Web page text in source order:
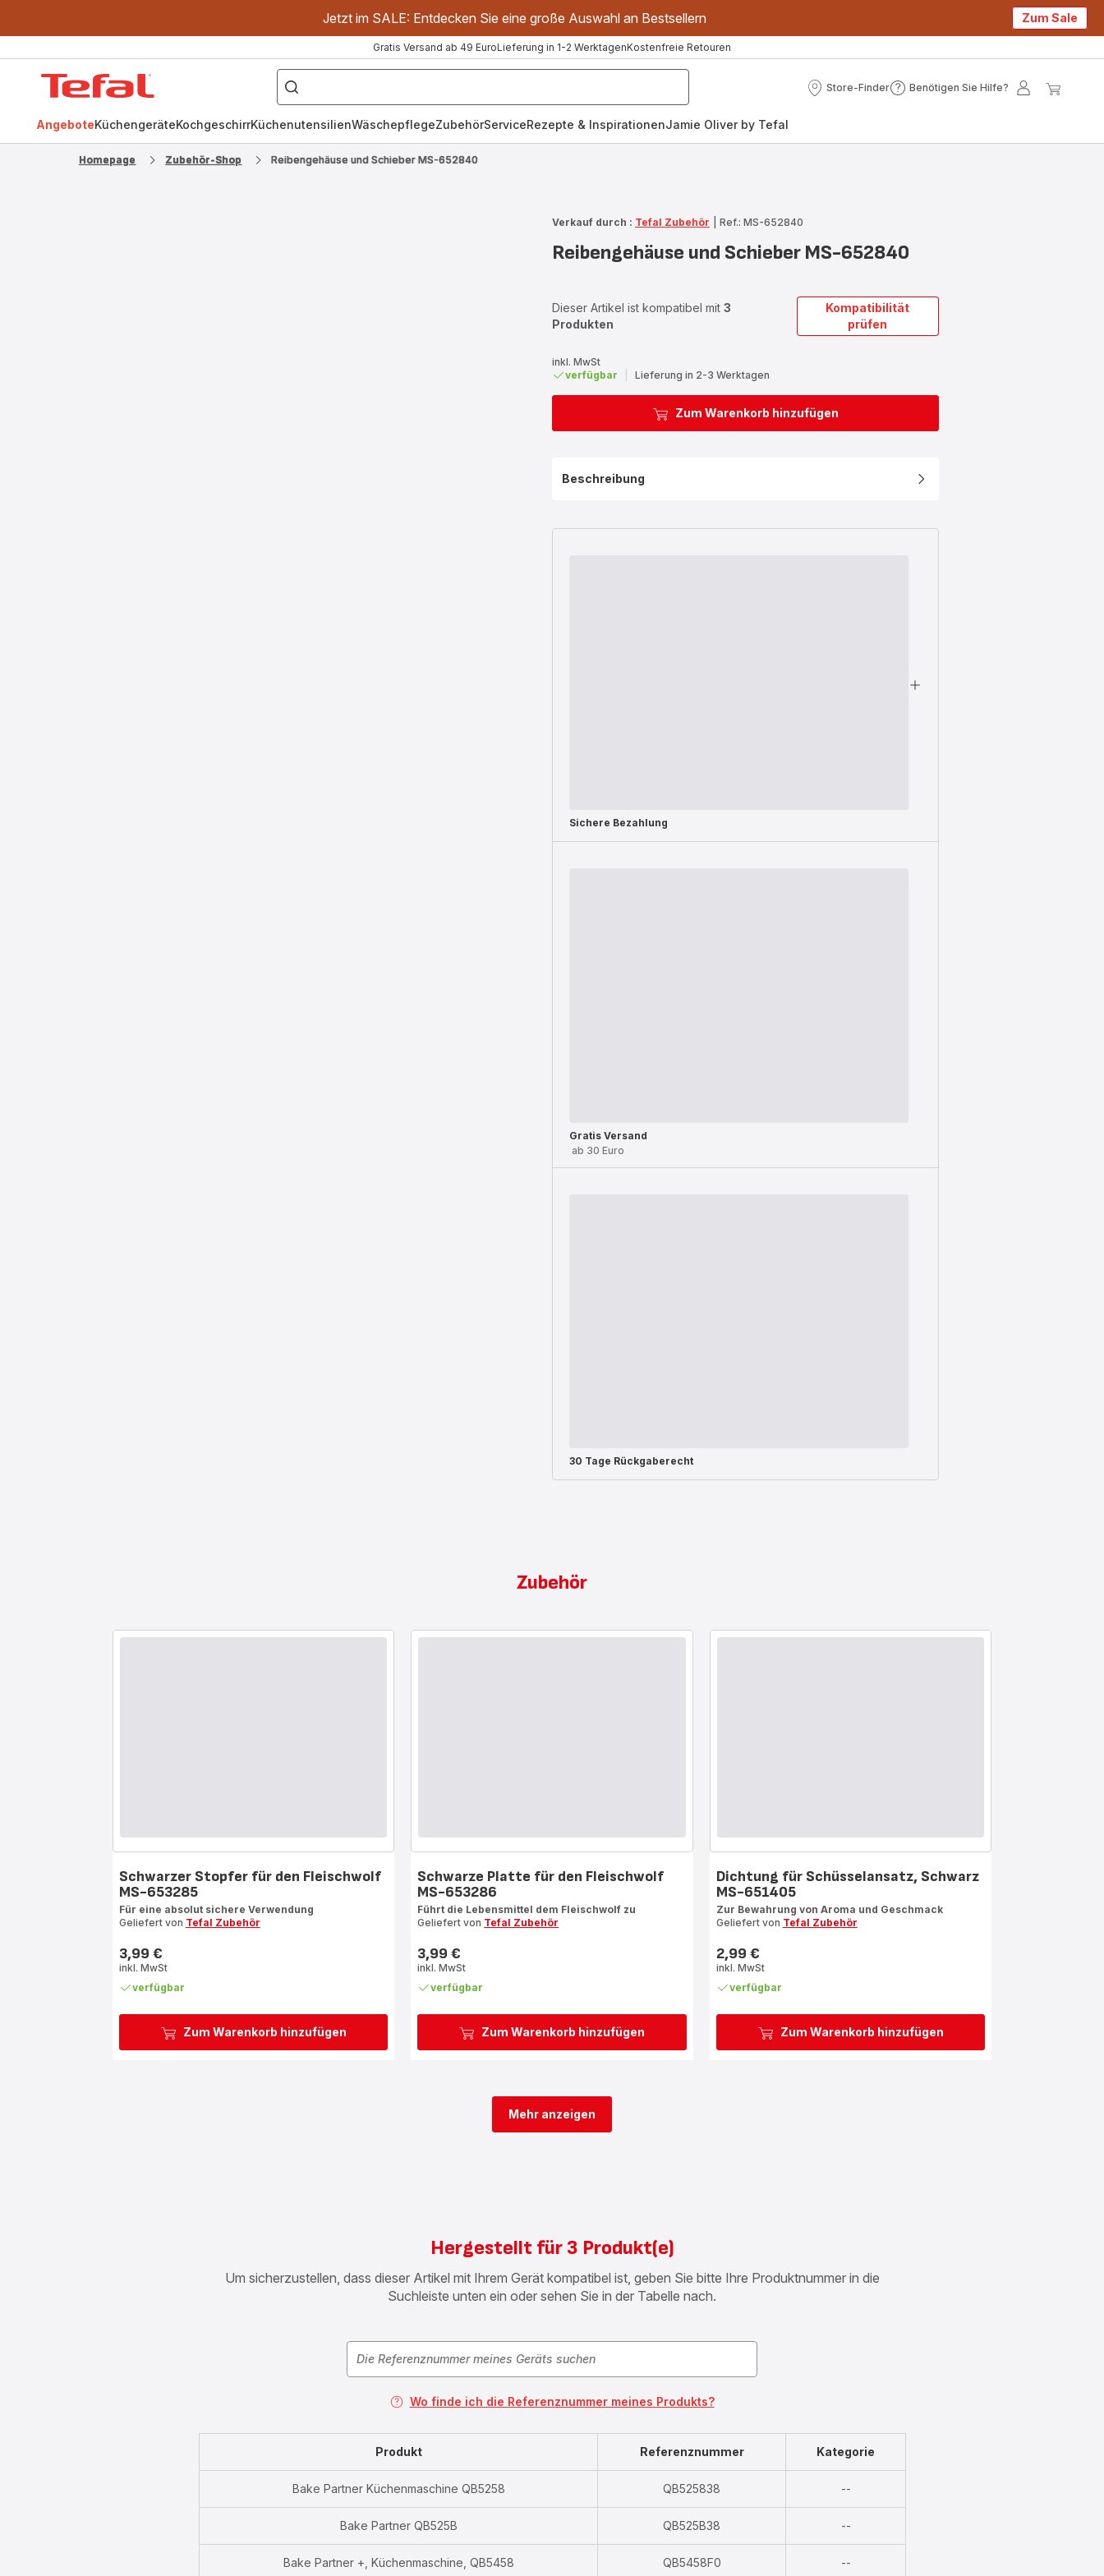
Jetzt im SALE: Entdecken Sie eine große Auswahl an Bestsellern Zum Sale
Gratis Versand ab 49 EuroLieferung in 1-2 WerktagenKostenfreie Retouren
["OptiGrill","Easy
Fry","Pfanne"]
Store-Finder
Store-
Benötigen Sie Hilfe?
Benötigen
Mein
AngeboteKüchengeräteKochgeschirrKüchenutensilienWäschepflegeZubehörServiceRezepte & InspirationenJamie Oliver by Tefal
Homepage Zubehör-Shop Reibengehäuse und Schieber MS-652840
Verkauf durch : Tefal Zubehör Ref.: MS-652840
Reibengehäuse und Schieber MS-652840
Dieser Artikel ist kompatibel mit 3
Produkten
Kompatibilität
prüfen
inkl. MwSt
verfügbar
Lieferung in 2-3 Werktagen
Zum Warenkorb hinzufügen
Beschreibung
Sichere Bezahlung
Gratis Versand
ab 30 Euro
30 Tage Rückgaberecht
Zubehör
Zum Warenkorb hinzufügen
Schwarzer Stopfer für den Fleischwolf
MS-653285
Für eine absolut sichere Verwendung
Geliefert von Tefal Zubehör
Preis
3,99 €
inkl. MwSt
verfügbar
Zum Warenkorb hinzufügen
Schwarze Platte für den Fleischwolf
MS-653286
Führt die Lebensmittel dem Fleischwolf zu
Geliefert von Tefal Zubehör
Preis
3,99 €
inkl. MwSt
verfügbar
Zum Warenkorb hinzufügen
Dichtung für Schüsselansatz, Schwarz
MS-651405
Zur Bewahrung von Aroma und Geschmack
Geliefert von Tefal Zubehör
Preis
2,99 €
inkl. MwSt
verfügbar
Mehr anzeigen
Hergestellt für 3 Produkt(e)
Um sicherzustellen, dass dieser Artikel mit Ihrem Gerät kompatibel ist, geben Sie bitte Ihre Produktnummer in die
Suchleiste unten ein oder sehen Sie in der Tabelle nach.
Wo finde ich die Referenznummer meines Produkts?
Produkt Referenznummer Kategorie
Bake Partner Küchenmaschine QB5258 QB525838 --Nicht
verfügbar
Bake Partner QB525B
QB525B38 --Nicht
verfügbar
Bake Partner +, Küchenmaschine, QB5458
QB5458F0 --Nicht